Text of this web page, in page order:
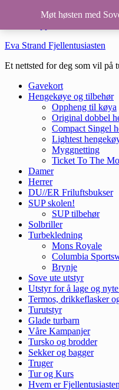
Hopp til hovedinnhold
Eva Strand Fjellentusiasten
Et nettsted for deg som vil på
Gavekort
Hengekøye og tilbehør
Oppheng til køya
Original dobbel
Compact Singel
Lightest
Myggnetting
Ticket To The
Damer
Herrer
DU//ER Friluftsbukser
SUP skolen!
SUP tilbehør
Solbriller
Turbekledning
Mons Royale
Columbia
Brynje
Sove ute utstyr
Utstyr for å lage og
Termos, drikkeflasker
Turutstyr
Glade turbarn
Våre Kampanjer
Tursko og brodder
Sekker og bagger
Truger
Tur og Kurs
Hvem er
Møt høsten med